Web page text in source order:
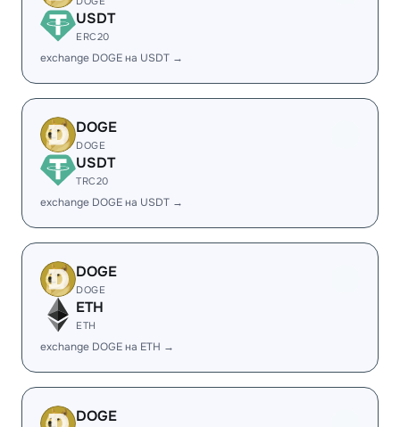
USDT
ERC20
exchange DOGE на USDT →
DOGE
DOGE
USDT
TRC20
exchange DOGE на USDT →
DOGE
DOGE
ETH
ETH
exchange DOGE на ETH →
DOGE